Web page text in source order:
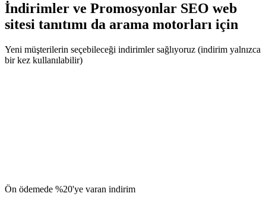
İndirimler ve Promosyonlar SEO web
sitesi tanıtımı da arama motorları için
Yeni müşterilerin seçebileceği indirimler sağlıyoruz (indirim yalnızca
bir kez kullanılabilir)
Ön ödemede %20'ye varan indirim